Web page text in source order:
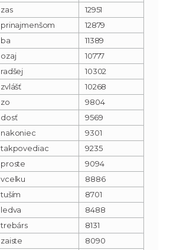
zas
12951
prinajmenšom
12879
ba
11389
ozaj
10777
radšej
10302
zvlášť
10268
zo
9804
dosť
9569
nakoniec
9301
takpovediac
9235
proste
9094
vcelku
8886
tuším
8701
ledva
8488
trebárs
8131
zaiste
8090